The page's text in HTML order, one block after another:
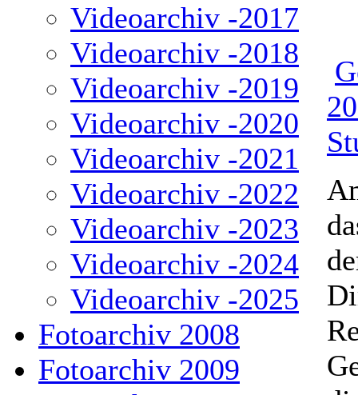
Videoarchiv -2017
Videoarchiv -2018
Videoarchiv -2019
Videoarchiv -2020
Videoarchiv -2021
Videoarchiv -2022
Videoarchiv -2023
Videoarchiv -2024
Videoarchiv -2025
Fotoarchiv 2008
Fotoarchiv 2009